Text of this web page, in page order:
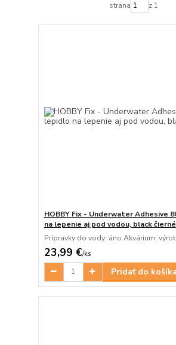
strana z 1
HOBBY Fix - Underwater Adhesive
na lepenie aj pod vodou, black čierné
Prípravky do vody: áno Akvárium:
23,99 €/ks
Pridať do košíka